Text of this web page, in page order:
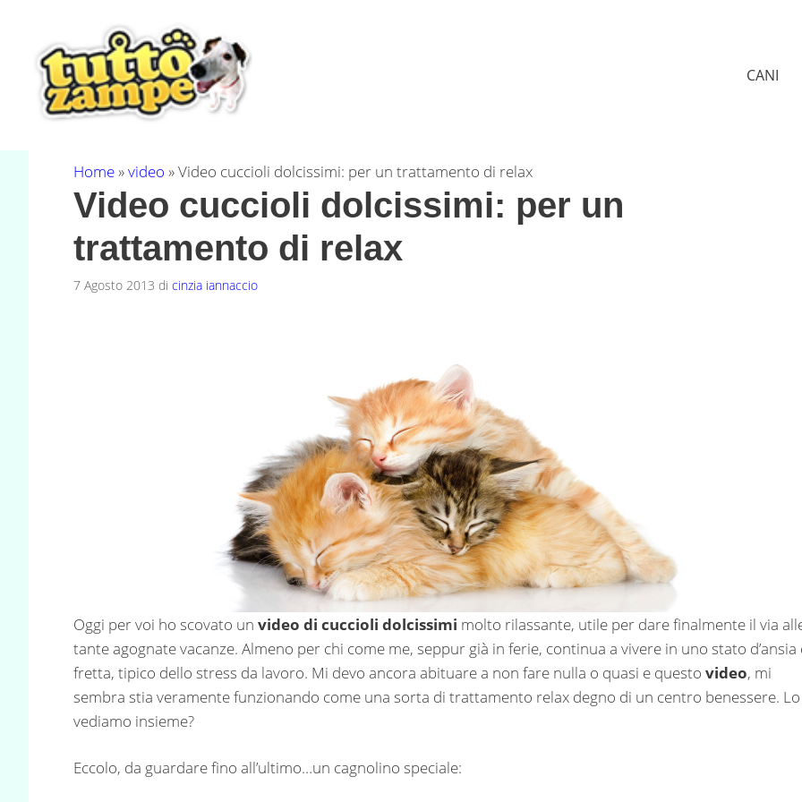
contenuto
CANI
Home»video »Video cuccioli dolcissimi: per un trattamento di relax
Video cuccioli dolcissimi: per un
trattamento di relax
7 Agosto 2013 di cinzia iannaccio
Oggi per voi ho scovato un video di cuccioli dolcissimi molto rilassante, utile per dare finalmente il via
tante agognate vacanze. Almeno per chi come me, seppur già in ferie, continua a vivere in uno stato d’ansia
fretta, tipico dello stress da lavoro. Mi devo ancora abituare a non fare nulla o quasi e questo video, mi
sembra stia veramente funzionando come una sorta di trattamento relax degno di un centro benessere. Lo
vediamo insieme?
Eccolo, da guardare fino all’ultimo…un cagnolino speciale: